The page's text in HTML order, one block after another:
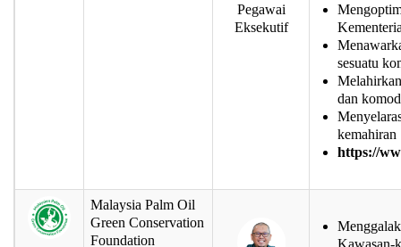
Pegawai
Eksekutif
sesuatu
dan
kemahiran
https://
Malaysia Palm Oil
Green Conservation
Foundation
Kawasan-